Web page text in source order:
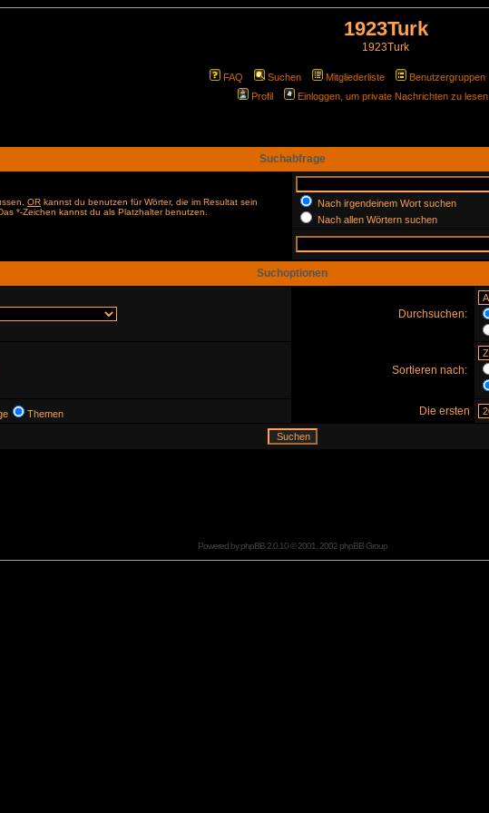
1923Turk
1923Turk
FAQ Suchen Mitgliederliste Benutzergruppen
Profil
Einloggen, um private Nachrichten zu lesen
Suchabfrage
OR kannst du benutzen für Wörter, die im Resultat sein
*-Zeichen kannst du als Platzhalter benutzen.
Nach irgendeinem Wort suchen
Nach allen Wörtern suchen
Suchoptionen
Durchsuchen:
Sortieren nach:
Themen Die ersten
Powered byphpBB2.0.10 © 2001, 2002 phpBB Group